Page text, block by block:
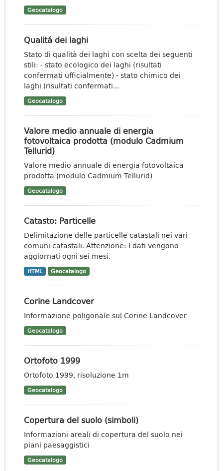
Geocatalogo
Qualitá dei laghi
Stato di qualità dei laghi con scelta dei seguenti
stili: - stato ecologico dei laghi (risultati
confermati ufficialmente) - stato chimico dei
laghi (risultati confermati...
Geocatalogo
Valore medio annuale di energia
fotovoltaica prodotta (modulo Cadmium
Tellurid)
Valore medio annuale di energia fotovoltaica
prodotta (modulo Cadmium Tellurid)
Geocatalogo
Catasto: Particelle
Delimitazione delle particelle catastali nei vari
comuni catastali. Attenzione: I dati vengono
aggiornati ogni sei mesi.
HTML Geocatalogo
Corine Landcover
Informazione poligonale sul Corine Landcover
Geocatalogo
Ortofoto 1999
Ortofoto 1999, risoluzione 1m
Geocatalogo
Copertura del suolo (simboli)
Informazioni areali di copertura del suolo nei
piani paesaggistici
Geocatalogo